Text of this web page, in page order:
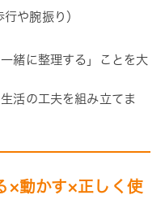
や腕振り）
緒に整理する」ことを大
活の工夫を組み立てま
×動かす×正しく使